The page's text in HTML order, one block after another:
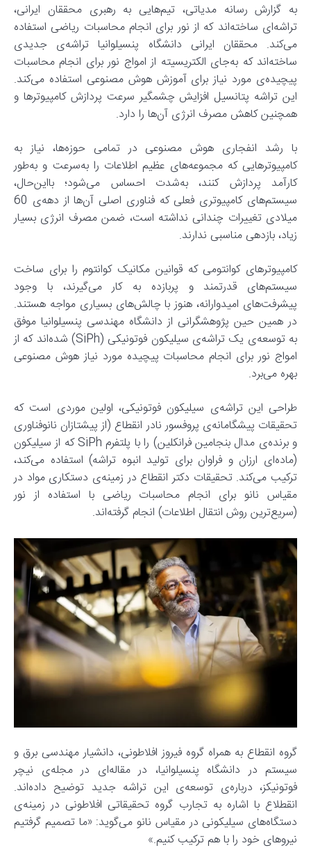
به گزارش رسانه مدیاتی، تیم‌هایی به رهبری محققان ایرانی،
تراشه‌ای ساخته‌اند که از نور برای انجام محاسبات ریاضی استفاده
می‌کند. محققان ایرانی دانشگاه پنسیلوانیا تراشه‌ی جدیدی
ساخته‌اند که به‌جای الکتریسیته از امواج نور برای انجام محاسبات
پیچیده‌ی مورد نیاز برای آموزش هوش مصنوعی استفاده می‌کند.
این تراشه پتانسیل افزایش چشمگیر سرعت پردازش کامپیوترها و
همچنین کاهش مصرف انرژی آن‌ها را دارد.
با رشد انفجاری هوش مصنوعی در تمامی حوزه‌ها، نیاز به
کامپیوترهایی که مجموعه‌های عظیم اطلاعات را به‌سرعت و به‌طور
کارآمد پردازش کنند، به‌شدت احساس می‌شود؛ با‌این‌حال،
سیستم‌های کامپیوتری فعلی که فناوری اصلی آن‌ها از دهه‌ی 60
میلادی تغییرات چندانی نداشته است، ضمن مصرف انرژی بسیار
زیاد، بازدهی مناسبی ندارند.
کامپیوتر‌های کوانتومی که قوانین مکانیک کوانتوم را برای ساخت
سیستم‌های قدرتمند و پربازده به کار می‌گیرند، با وجود
پیشرفت‌های امیدوارانه، هنوز با چالش‌های بسیاری مواجه هستند.
در همین حین پژوهشگرانی از دانشگاه مهندسی پنسیلوانیا موفق
به توسعه‌ی یک تراشه‌ی سیلیکون فوتونیکی (SiPh) شده‌اند که از
امواج نور برای انجام محاسبات پیچیده مورد نیاز هوش مصنوعی
بهره می‌برد.
طراحی این تراشه‌ی سیلیکون فوتونیکی، اولین موردی است که
تحقیقات پیشگامانه‌ی پروفسور نادر انقطاع (از پیشتازان نانوفناوری
و برنده‌ی مدال بنجامین فرانکلین) را با پلتفرم SiPh که از سیلیکون
(ماده‌ای ارزان و فراوان برای تولید انبوه تراشه‌) استفاده می‌کند،
ترکیب می‌کند. تحقیقات دکتر انقطاع در زمینه‌ی دستکاری مواد در
مقیاس نانو برای انجام محاسبات ریاضی با استفاده از نور
(سریع‌ترین روش انتقال اطلاعات) انجام گرفته‌اند.
گروه انقطاع به همراه گروه فیروز افلاطونی، دانشیار مهندسی برق و
سیستم در دانشگاه پنسیلوانیا، در مقاله‌ای در مجله‌ی نیچر
فوتونیکز، درباره‌ی توسعه‌ی این تراشه جدید توضیح داده‌اند.
انقطلاع با اشاره به تجارب گروه تحقیقاتی افلاطونی در زمینه‌ی
دستگاه‌های سیلیکونی در مقیاس نانو می‌گوید: «ما تصمیم گرفتیم
نیروهای خود را با هم ترکیب کنیم.»